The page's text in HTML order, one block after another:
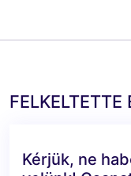
FELKELTETTE
Kérjük, ne